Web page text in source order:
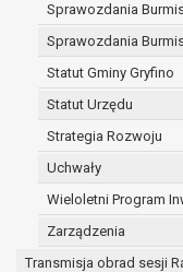
Sprawozdania
Sprawozdania
Statut Gminy Gryfino
Statut Urzędu
Strategia Rozwoju
Uchwały
Wieloletni Program
Zarządzenia
Transmisja obrad sesji
w
W związku z
wskazanym w
udostępniane
kategoriom
Odbiorcami